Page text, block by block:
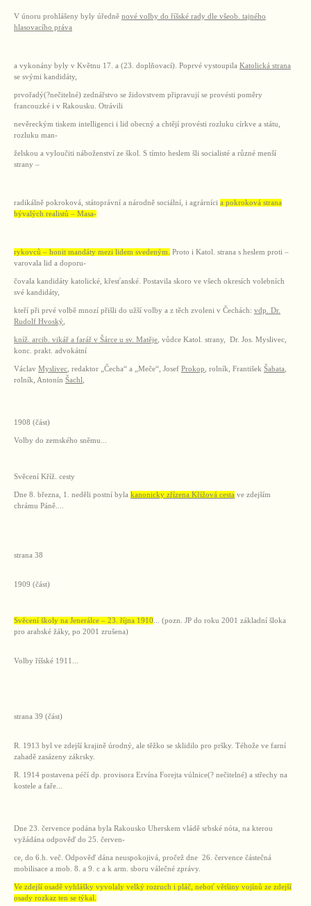
V únoru prohlášeny byly úředně nové volby do říšské rady dle všeob. tajného
hlasovacího práva
a vykonány byly v Květnu 17. a (23. doplňovací). Poprvé vystoupila Katolická strana
se svými kandidáty,
prvořadý(?nečitelné) zednářstvo se židovstvem připravují se provésti poměry
francouzké i v Rakousku. Otrávili
nevěreckým tiskem intelligenci i lid obecný a chtějí provésti rozluku církve a státu,
rozluku man-
želskou a vyloučiti náboženství ze škol. S tímto heslem šli socialisté a různé menší
strany –
radikálně pokroková, státoprávní a národně sociální, i agrárníci a pokroková strana
bývalých realistů – Masa-
rykovců – honit mandáty mezi lidem svedeným.
Proto i Katol. strana s heslem proti –
varovala lid a doporu-
čovala kandidáty katolické, křesťanské. Postavila skoro ve všech okresích volebních
své kandidáty,
kteří při prvé volbě mnozí přišli do užší volby a z těch zvoleni v Čechách: vdp. Dr.
Rudolf Hvoský
kníž. arcib. vikář a farář v Šárce u sv. Matěje , vůdce Katol. strany, Dr. Jos. Myslivec,
konc. prakt. advokátní
Václav Myslivec , redaktor „Čecha“ a „Meče“, Josef Prokop , rolník, František Šabata
rolník, Antonín Šachl
1908 (část)
Volby do zemského sněmu...
Svěcení Kříž. cesty
Dne 8. března, 1. neděli postní byla kanonicky zřízena Křížová cesta ve zdejším
chrámu Páně....
strana 38
1909 (část)
Svěcení školy na Jenerálce – 23. října 1910 ... (pozn. JP do roku 2001 základní šloka
pro arabské žáky, po 2001 zrušena)
Volby říšské 1911...
strana 39 (část)
R. 1913 byl ve zdejší krajině úrodný, ale těžko se sklidilo pro pršky. Téhože ve farní
zahadě zasázeny zákrsky.
R. 1914 postavena péčí dp. provisora Ervína Forejta vúlnice(? nečitelné) a střechy na
kostele a faře...
Dne 23. července podána byla Rakousko Uherskem vládě srbské nóta, na kterou
vyžádána odpověď do 25. červen-
ce, do 6.h. več. Odpověď dána neuspokojivá, pročež dne 26. července částečná
mobilisace a mob. 8. a 9. c a k arm. sboru válečné zprávy.
Ve zdejší osadě vyhlášky vyvolaly velký rozruch i pláč, neboť většiny vojínů ze zdejší
osady rozkaz ten se týkal.